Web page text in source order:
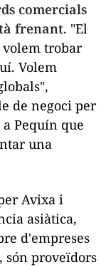
comercials
frenant. "El
trobar
Volem
de negoci per
Pequín que
una
Avixa i
asiàtica,
d'empreses
són proveïdors